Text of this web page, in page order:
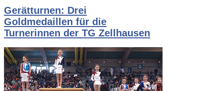
Gerätturnen: Drei
Goldmedaillen für die
Turnerinnen der TG Zellhausen